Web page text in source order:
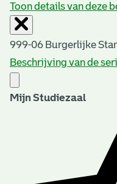
Toon details van deze
999-06 Burgerlijke
Beschrijving van de
Mijn Studiezaal